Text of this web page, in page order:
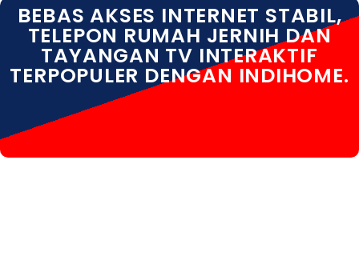
BEBAS AKSES INTERNET STABIL,
TELEPON RUMAH JERNIH DAN
TAYANGAN TV INTERAKTIF
TERPOPULER DENGAN INDIHOME.